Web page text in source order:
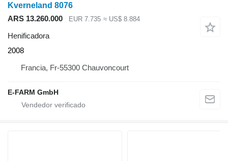
Kverneland 8076
ARS 13.260.000
EUR 7.735 ≈ US$ 8.884
Henificadora
2008
Francia, Fr-55300 Chauvoncourt
E-FARM GmbH